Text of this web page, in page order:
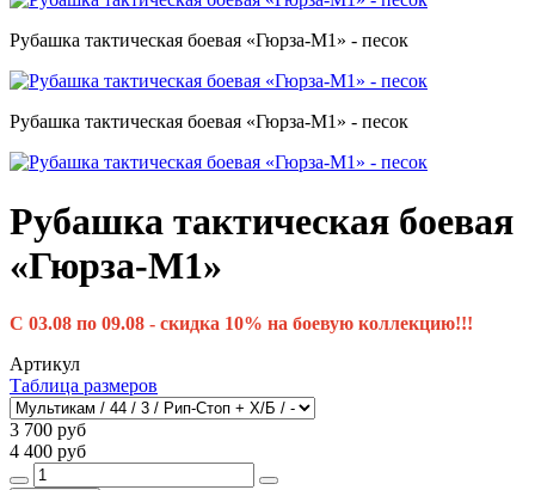
Рубашка тактическая боевая «Гюрза-М1» - песок
Рубашка тактическая боевая «Гюрза-М1» - песок
Рубашка тактическая боевая
«Гюрза-М1»
С 03.08 по 09.08 - скидка 10% на боевую коллекцию!!!
Артикул
Таблица размеров
3 700 руб
4 400 руб